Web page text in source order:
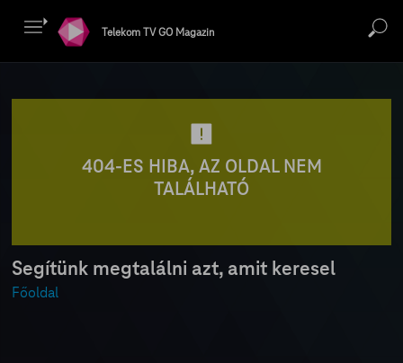
Telekom TV GO Magazin
404-ES HIBA, AZ OLDAL NEM
TALÁLHATÓ
Segítünk megtalálni azt, amit keresel
Főoldal